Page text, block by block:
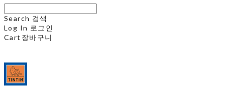
Search 검색
Log In 로그인
Cart 장바구니